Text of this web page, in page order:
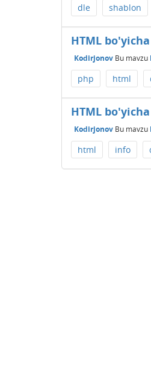
dle shablon
HTML
Kodirjonov Bu mavzu
php html
HTML
Kodirjonov Bu mavzu
html info